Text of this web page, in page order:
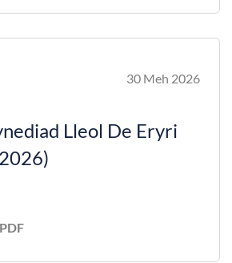
30 Meh 2026
Lleol De Eryri